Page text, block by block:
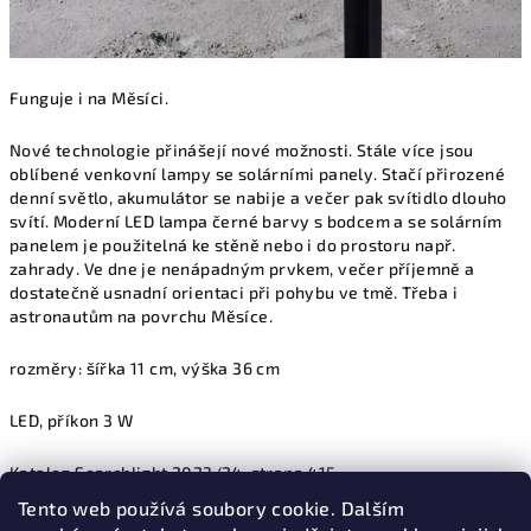
Tento web používá soubory cookie. Dalším
Funguje i na Měsíci.
Nové technologie přinášejí nové možnosti. Stále více jsou
oblíbené venkovní lampy se solárními panely. Stačí přirozené
denní světlo, akumulátor se nabije a večer pak svítidlo dlouho
svítí. Moderní LED lampa černé barvy s bodcem a se solárním
panelem je použitelná ke stěně nebo i do prostoru např.
zahrady. Ve dne je nenápadným prvkem, večer příjemně a
dostatečně usnadní orientaci při pohybu ve tmě. Třeba i
astronautům na povrchu Měsíce.
rozměry: šířka 11 cm, výška 36 cm
LED, příkon 3 W
Katalog Searchlight 2023/24, strana 415